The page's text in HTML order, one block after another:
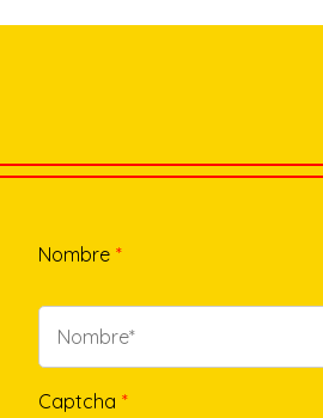
Nombre *
Captcha *